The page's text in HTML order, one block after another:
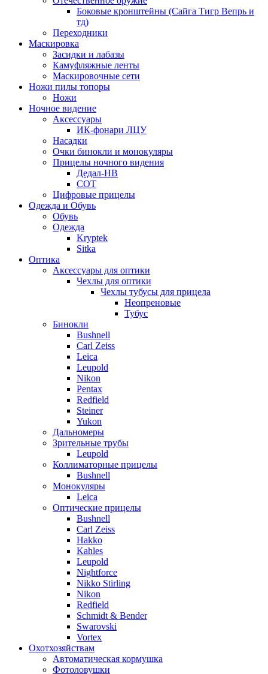
Боковые кронштейны (Сайга Тигр Вепрь и
тд)
Переходники
Маскировка
Засидки и лабазы
Камуфляжные ленты
Маскировочные сети
Ножи пилы топоры
Ножи
Ночное видение
Аксессуары
ИК-фонари ЛЦУ
Насадки
Очки бинокли и монокуляры
Прицелы ночного видения
Дедал-НВ
СОТ
Цифровые прицелы
Одежда и Обувь
Обувь
Одежда
Kryptek
Sitka
Оптика
Аксессуары для оптики
Чехлы для оптики
Чехлы тубусы для прицела
Неопреновые
Тубус
Бинокли
Bushnell
Carl Zeiss
Leica
Leupold
Nikon
Pentax
Redfield
Steiner
Yukon
Дальномеры
Зрительные трубы
Leupold
Коллиматорные прицелы
Bushnell
Монокуляры
Leica
Оптические прицелы
Bushnell
Carl Zeiss
Hakko
Kahles
Leupold
Nightforce
Nikko Stirling
Nikon
Redfield
Schmidt & Bender
Swarovski
Vortex
Охотхозяйствам
Автоматическая кормушка
Фотоловушки